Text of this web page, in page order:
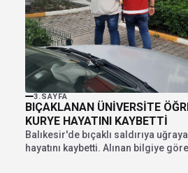
3.SAYFA
BIÇAKLANAN ÜNİVERSİTE
KURYE HAYATINI KAYBETTİ
Balıkesir'de bıçaklı saldırıya
hayatını kaybetti. Alınan bilgiye